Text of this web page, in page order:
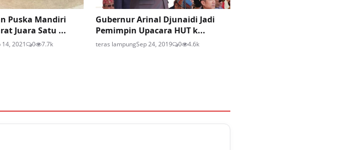
Puska Mandiri
Juara Satu ...
14, 2021 0 7.7k
Gubernur Arinal Djunaidi Jadi
Pemimpin Upacara HUT k...
teras lampungSep 24, 2019 0 4.6k